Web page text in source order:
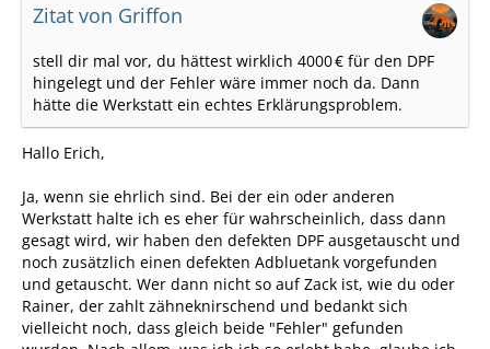
Zitat von Griffon
stell dir mal vor, du hättest wirklich 4000 € für den DPF
hingelegt und der Fehler wäre immer noch da. Dann
hätte die Werkstatt ein echtes Erklärungsproblem.
Hallo Erich,
Ja, wenn sie ehrlich sind. Bei der ein oder anderen
Werkstatt halte ich es eher für wahrscheinlich, dass dann
gesagt wird, wir haben den defekten DPF ausgetauscht und
noch zusätzlich einen defekten Adbluetank vorgefunden
und getauscht. Wer dann nicht so auf Zack ist, wie du oder
Rainer, der zahlt zähneknirschend und bedankt sich
vielleicht noch, dass gleich beide "Fehler" gefunden